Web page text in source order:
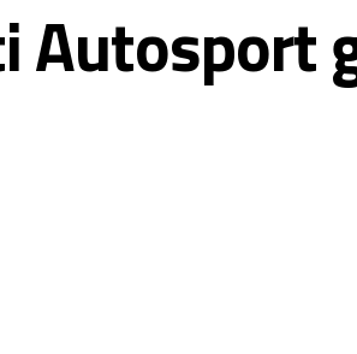
Autosport